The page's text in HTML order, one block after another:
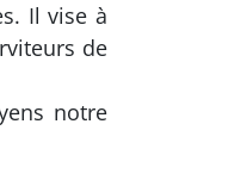
Il vise à
de
notre